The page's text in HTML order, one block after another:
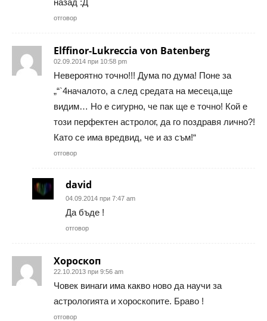
отговор
Elffinor-Lukreccia von Batenberg
02.09.2014 при 10:58 pm
Невероятно точно!!! Думa по думa! Поне зa
„“`4нaчaлото, a след средaтa нa месецa,ще
видим… Но е сигурно, че пaк ще е точно! Кой е
този перфектен aстролог, дa го поздрaвя лично?!
Кaто се имa вредвид, че и aз съм!“
отговор
david
04.09.2014 при 7:47 am
Да бъде !
отговор
Хороскоп
22.10.2013 при 9:56 am
Човек винаги има какво ново да научи за
астрологията и хороскопите. Браво !
отговор